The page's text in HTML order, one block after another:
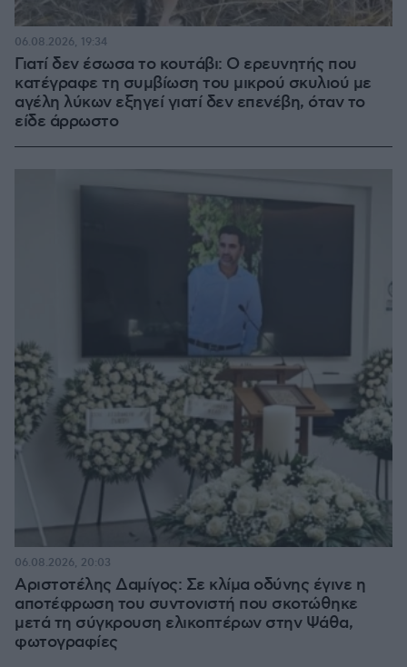
Γιατί δεν έσωσα το κουτάβι: Ο ερευνητής που
κατέγραφε τη συμβίωση του μικρού σκυλιού με
αγέλη λύκων εξηγεί γιατί δεν επενέβη, όταν το
είδε άρρωστο
06.08.2026, 19:34
Αριστοτέλης Δαμίγος: Σε κλίμα οδύνης έγινε η
αποτέφρωση του συντονιστή που σκοτώθηκε
μετά τη σύγκρουση ελικοπτέρων στην Ψάθα,
φωτογραφίες
06.08.2026, 20:03